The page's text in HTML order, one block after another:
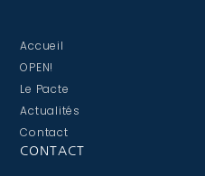
Accueil
OPEN!
Le Pacte
Actualités
Contact
CONTACT